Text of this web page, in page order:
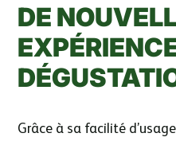
DE
Grâce à sa facilité